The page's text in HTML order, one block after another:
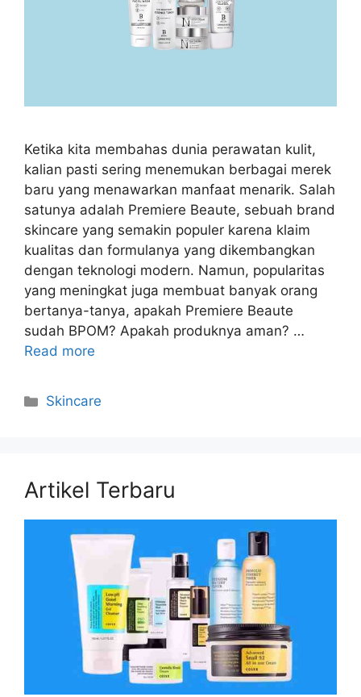
Ketika kita membahas dunia perawatan kulit,
kalian pasti sering menemukan berbagai merek
baru yang menawarkan manfaat menarik. Salah
satunya adalah Premiere Beaute, sebuah brand
skincare yang semakin populer karena klaim
kualitas dan formulanya yang dikembangkan
dengan teknologi modern. Namun, popularitas
yang meningkat juga membuat banyak orang
bertanya-tanya, apakah Premiere Beaute
sudah BPOM? Apakah produknya aman? …
Read more
Kategori
Skincare
Artikel Terbaru